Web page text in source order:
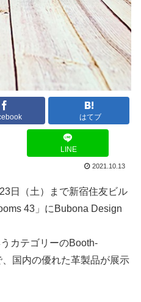
はてブ
LINE
2021.10.13
日（土）まで新宿住友ビル
43」にBubona Design
カテゴリーのBooth-
国内の優れた革製品が展示